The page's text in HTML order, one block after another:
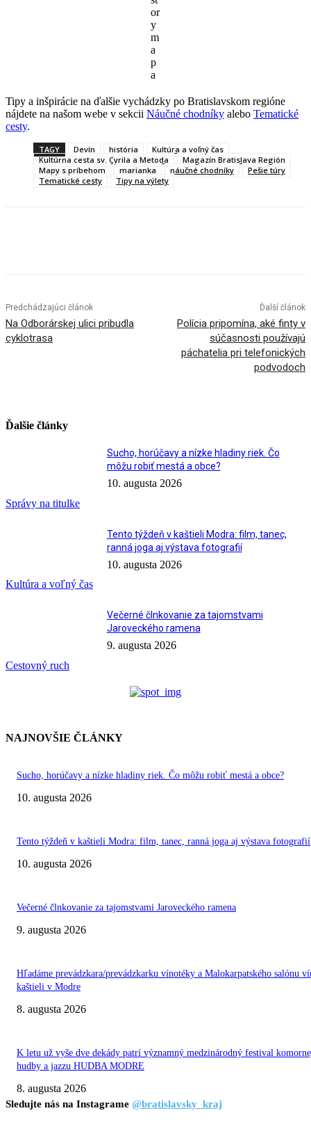
or
y
m
a
p
a
Tipy a inšpirácie na ďalšie vychádzky po Bratislavskom regióne
nájdete na našom webe v sekcii Náučné chodníky alebo Tematické
cesty.
TAGY Devín história
Kultúra a voľný čas
Kultúrna cesta sv. Cyrila a Metoda
Magazín Bratislava Región
Mapy s príbehom
marianka náučné chodníky
Pešie túry
Tematické cesty
Tipy na výlety
Predchádzajúci článok
Na Odborárskej ulici pribudla
cyklotrasa
Ďalší článok
Polícia pripomína, aké finty v
súčasnosti používajú
páchatelia pri telefonických
podvodoch
Ďalšie články
Správy na titulke
Sucho, horúčavy a nízke hladiny riek. Čo
môžu robiť mestá a obce?
10. augusta 2026
Kultúra a voľný čas
Tento týždeň v kaštieli Modra: film, tanec,
ranná joga aj výstava fotografií
10. augusta 2026
Cestovný ruch
Večerné člnkovanie za tajomstvami
Jaroveckého ramena
9. augusta 2026
NAJNOVŠIE ČLÁNKY
Sucho, horúčavy a nízke hladiny riek. Čo môžu robiť mestá a obce?
10. augusta 2026
Tento týždeň v kaštieli Modra: film, tanec, ranná joga aj výstava fotografií
10. augusta 2026
Večerné člnkovanie za tajomstvami Jaroveckého ramena
9. augusta 2026
Hľadáme prevádzkara/prevádzkarku vínotéky a Malokarpatského salónu
kaštieli v Modre
8. augusta 2026
K letu už vyše dve dekády patrí významný medzinárodný festival
hudby a jazzu HUDBA MODRE
8. augusta 2026
Sledujte nás na Instagrame @bratislavsky_kraj